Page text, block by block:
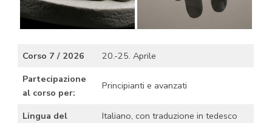
Corso 7 / 2026
20.-25. Aprile
Partecipazione
al corso per:
Principianti e avanzati
Lingua del
Italiano, con traduzione in tedesco